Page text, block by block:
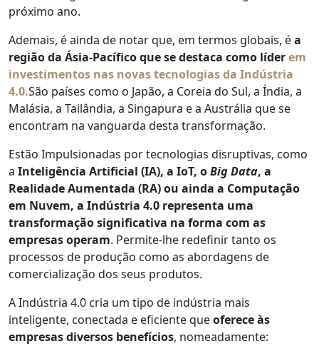
próximo ano.
Ademais, é ainda de notar que, em termos globais, éa
região da Ásia-Pacífico que se destaca como líderem
investimentos nas novas tecnologias da Indústria
4.0.São países como o Japão, a Coreia do Sul, a Índia, a
Malásia, a Tailândia, a Singapura e a Austrália que se
encontram na vanguarda desta transformação.
Estão Impulsionadas por tecnologias disruptivas, como
a Inteligência Artificial (IA), a IoT, oBig Data, a
Realidade Aumentada (RA) ou ainda a Computação
em Nuvem, a Indústria 4.0 representa uma
transformação significativa na forma com as
empresas operam. Permite-lhe redefinir tanto os
processos de produção como as abordagens de
comercialização dos seus produtos.
A Indústria 4.0 cria um tipo de indústria mais
inteligente, conectada e eficiente queoferece às
empresas diversos benefícios, nomeadamente: